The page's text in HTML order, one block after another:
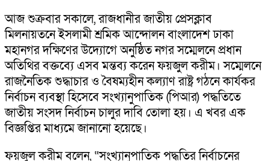
আজ শুক্রবার সকালে, রাজধানীর জাতীয় প্রেসক্লাব
মিলনায়তনে ইসলামী শ্রমিক আন্দোলন বাংলাদেশ ঢাকা
মহানগর দক্ষিণের উদ্যোগে অনুষ্ঠিত নগর সম্মেলনে প্রধান
অতিথির বক্তব্যে এসব মন্তব্য করেন ফয়জুল করীম। সম্মেলনে
রাজনৈতিক শুদ্ধাচার ও বৈষম্যহীন কল্যাণ রাষ্ট্র গঠনে কার্যকর
নির্বাচন ব্যবস্থা হিসেবে সংখ্যানুপাতিক (পিআর) পদ্ধতিতে
জাতীয় সংসদ নির্বাচন চালুর দাবি তোলা হয়। এ খবর এক
বিজ্ঞপ্তির মাধ্যমে জানানো হয়েছে।
ফয়জুল করীম বলেন, “সংখ্যানুপাতিক পদ্ধতির নির্বাচনের